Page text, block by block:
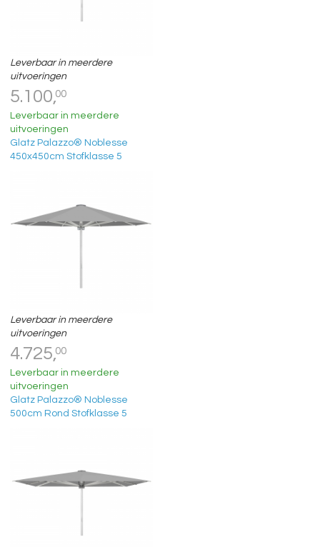
Leverbaar in meerdere
uitvoeringen
5.100,00
Leverbaar in meerdere
uitvoeringen
Glatz Palazzo® Noblesse
450x450cm Stofklasse 5
Leverbaar in meerdere
uitvoeringen
4.725,00
Leverbaar in meerdere
uitvoeringen
Glatz Palazzo® Noblesse
500cm Rond Stofklasse 5